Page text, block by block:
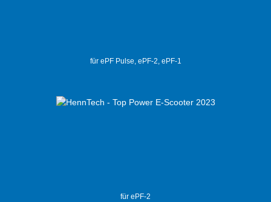
für ePF Pulse, ePF-2, ePF-1
für ePF-2